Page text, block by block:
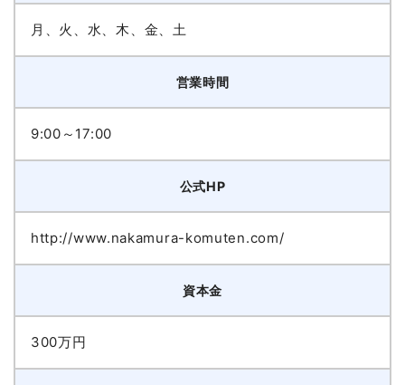
月、火、水、木、金、土
営業時間
9:00～17:00
公式HP
http://www.nakamura-komuten.com/
資本金
300万円